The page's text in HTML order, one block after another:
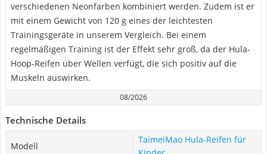
verschiedenen Neonfarben kombiniert werden. Zudem ist er
mit einem Gewicht von 120 g eines der leichtesten
Trainingsgeräte in unserem Vergleich. Bei einem
regelmäßigen Training ist der Effekt sehr groß, da der Hula-
Hoop-Reifen über Wellen verfügt, die sich positiv auf die
Muskeln auswirken.
08/2026
Technische Details
Modell
TaimeiMao Hula-Reifen für